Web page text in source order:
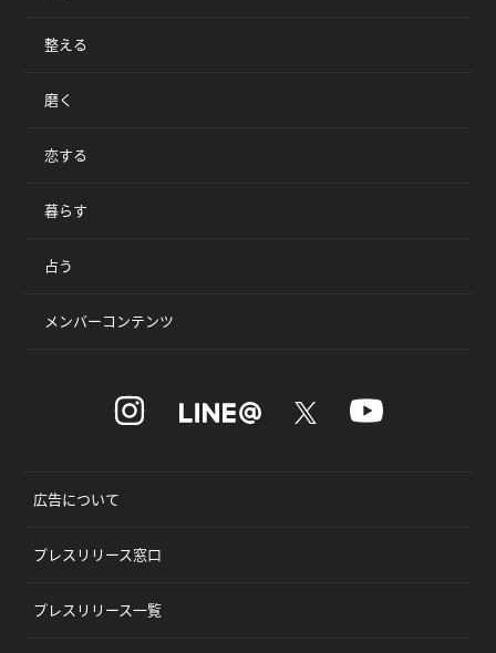
整える
磨く
恋する
暮らす
占う
メンバーコンテンツ
広告について
プレスリリース窓口
プレスリリース一覧